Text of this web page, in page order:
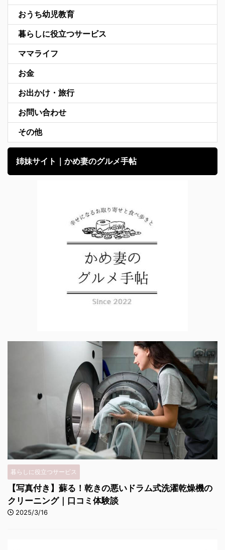
おうち幼児教育
暮らしに役立つサービス
ママライフ
お金
お出かけ・旅行
お問い合わせ
その他
姉妹サイト｜かめ妻のグルメ手帖
暮らしに役立つサービス
【写真付き】蘇る！乾きの悪いドラム式洗濯乾燥機の
クリーニング｜口コミ体験談
2025/3/16